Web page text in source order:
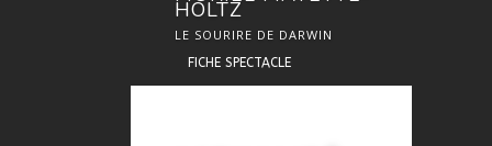
HOLTZ
LE SOURIRE DE DARWIN
FICHE SPECTACLE